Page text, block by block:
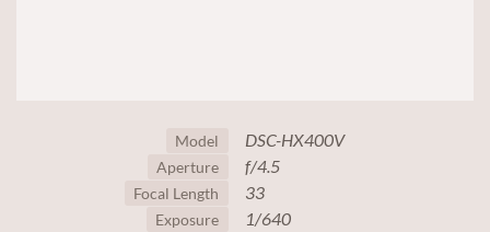
Model DSC-HX400V
Aperture f/4.5
Focal Length 33
Exposure 1/640